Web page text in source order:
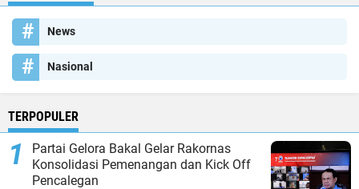
News
Nasional
TERPOPULER
Partai Gelora Bakal Gelar Rakornas
Konsolidasi Pemenangan dan Kick Off
Pencalegan